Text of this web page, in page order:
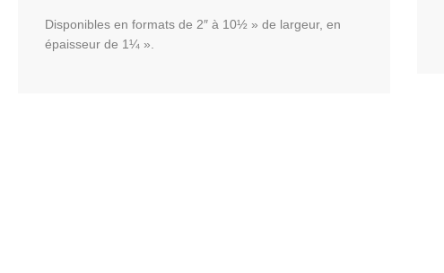
Disponibles en formats de 2″ à 10½ » de largeur, en
épaisseur de 1¼ ».